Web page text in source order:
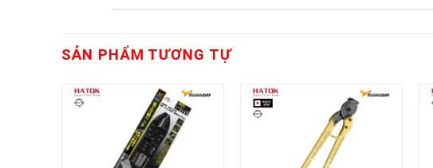
SẢN PHẨM TƯƠNG TỰ